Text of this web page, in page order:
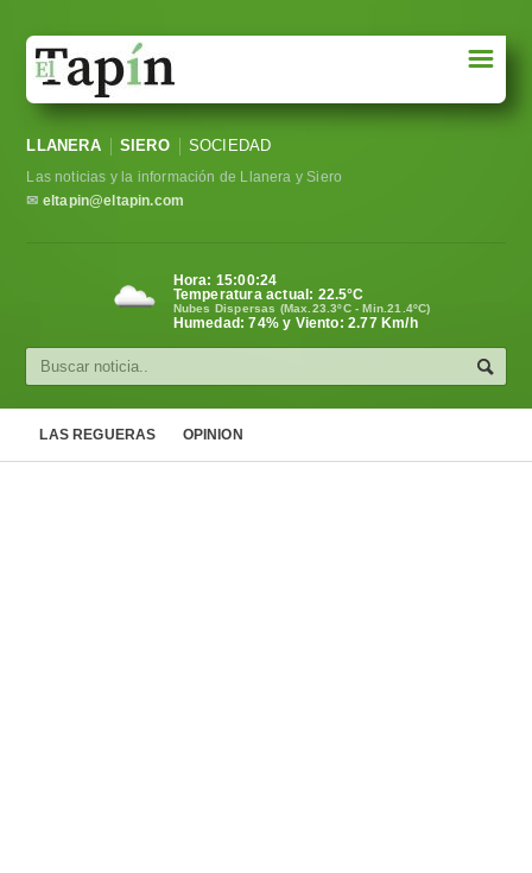
Sociedad
Política
Cultura
☰
LLANERA SIERO SOCIEDAD
Las noticias y la información de Llanera y Siero
✉ eltapin@eltapin.com
Hora: 15:00:25
Temperatura actual: 22.5°C
Nubes Dispersas (Max.23.3ºC - Min.21.4ºC)
Humedad: 74% y Viento: 2.77 Km/h
LAS REGUERAS OPINION